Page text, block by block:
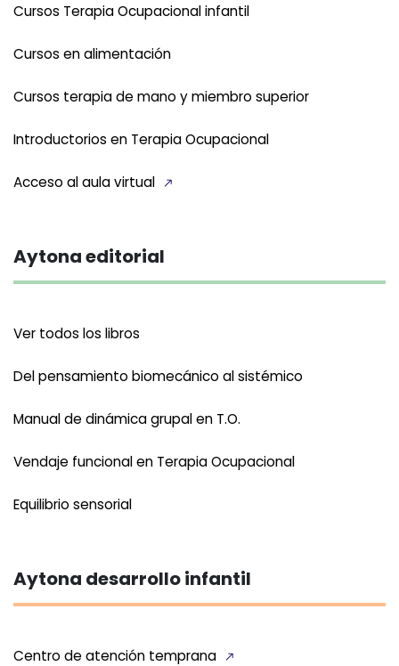
Cursos Terapia Ocupacional infantil
Cursos en alimentación
Cursos terapia de mano y miembro superior
Introductorios en Terapia Ocupacional
Acceso al aula virtual
Aytona editorial
Ver todos los libros
Del pensamiento biomecánico al sistémico
Manual de dinámica grupal en T.O.
Vendaje funcional en Terapia Ocupacional
Equilibrio sensorial
Aytona desarrollo infantil
Centro de atención temprana